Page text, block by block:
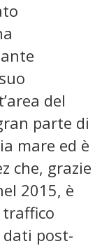
del
parte di
mare ed è
che, grazie
2015, è
post-